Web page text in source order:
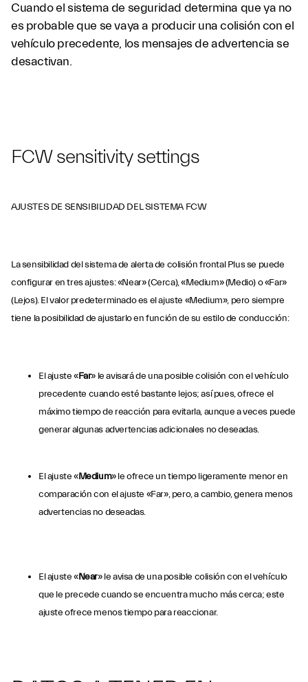
Cuando el sistema de seguridad determina que ya no
es probable que se vaya a producir una colisión con el
vehículo precedente, los mensajes de advertencia se
desactivan.
FCW sensitivity settings
AJUSTES DE SENSIBILIDAD DEL SISTEMA FCW
La sensibilidad del sistema de alerta de colisión frontal Plus se puede
configurar en tres ajustes: «Near» (Cerca), «Medium» (Medio) o «Far»
(Lejos). El valor predeterminado es el ajuste «Medium», pero siempre
tiene la posibilidad de ajustarlo en función de su estilo de conducción:
El ajuste «Far» le avisará de una posible colisión con el vehículo
precedente cuando esté bastante lejos; así pues, ofrece el
máximo tiempo de reacción para evitarla, aunque a veces puede
generar algunas advertencias adicionales no deseadas.
El ajuste «Medium» le ofrece un tiempo ligeramente menor en
comparación con el ajuste «Far», pero, a cambio, genera menos
advertencias no deseadas.
El ajuste «Near» le avisa de una posible colisión con el vehículo
que le precede cuando se encuentra mucho más cerca; este
ajuste ofrece menos tiempo para reaccionar.